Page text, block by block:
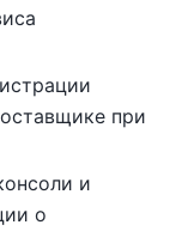
при
и
о